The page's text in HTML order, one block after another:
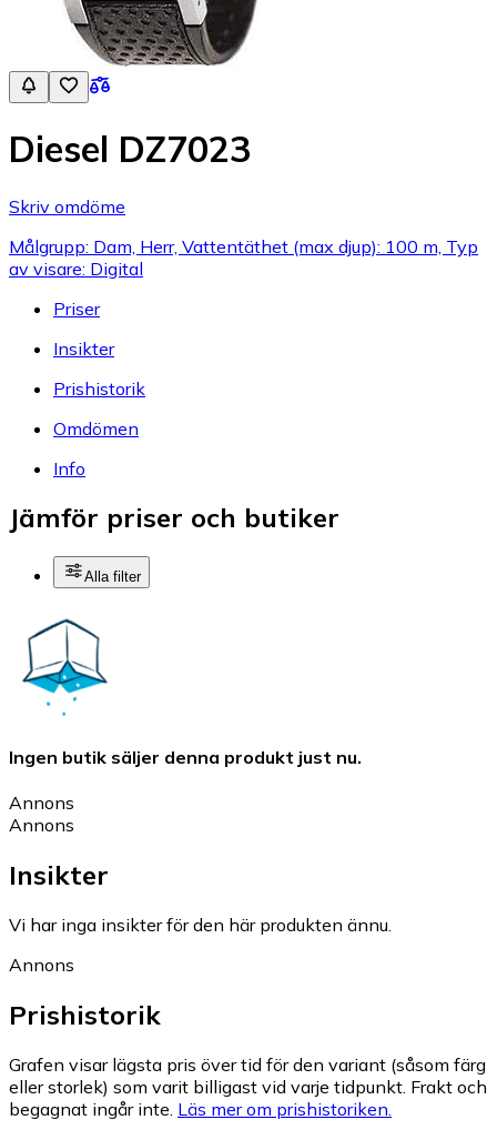
Diesel DZ7023
Skriv omdöme
Målgrupp: Dam, Herr, Vattentäthet (max djup): 100 m, Typ
av visare: Digital
Priser
Insikter
Prishistorik
Omdömen
Info
Jämför priser och butiker
Alla filter
Ingen butik säljer denna produkt just nu.
Annons
Annons
Insikter
Vi har inga insikter för den här produkten ännu.
Annons
Prishistorik
Grafen visar lägsta pris över tid för den variant (såsom färg
eller storlek) som varit billigast vid varje tidpunkt. Frakt och
begagnat ingår inte. Läs mer om prishistoriken.